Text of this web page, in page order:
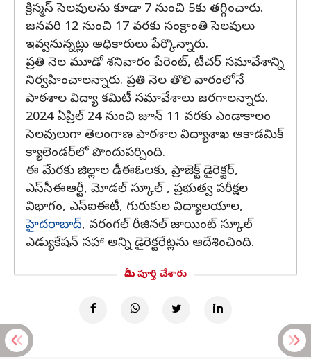
క్రిస్మస్‌ సెలవులను కూడా 7 నుంచి 5కు తగ్గించారు.
జనవరి 12 నుంచి 17 వరకు సంక్రాంతి సెలవులు
ఇవ్వనున్నట్లు అధికారులు పేర్కొన్నారు.
ప్రతి నెల మూడో శనివారం పేరెంట్‌, టీచర్‌ సమావేశాన్ని
నిర్వహించాలన్నారు. ప్రతి నెల తొలి వారంలోనే
పాఠశాల విద్యా కమిటీ సమావేశాలు జరగాలన్నారు.
2024 ఏప్రిల్ 24 నుంచి జూన్ 11 వరకు ఎండాకాలం
సెలవులుగా తెలంగాణ పాఠశాల విద్యాశాఖ అకాడమిక్‌
క్యాలెండర్‌లో పొందుపర్చింది.
ఈ మేరకు జిల్లాల డీఈఓలకు, ప్రాజెక్ట్‌ డైరెక్టర్‌,
ఎస్‌సీఈఆర్టీ, మోడల్‌ స్కూల్ , ప్రభుత్వ పరీక్షల
విభాగం, ఎస్‌ఐఈటీ, గురుకుల విద్యాలయాల,
హైదరాబాద్‌, వరంగల్‌ రీజినల్‌ జాయింట్‌ స్కూల్‌
ఎడ్యుకేషన్‌ సహా అన్ని డైరెక్టరేట్లను ఆదేశించింది.
మీరు పూర్తి చేశారు